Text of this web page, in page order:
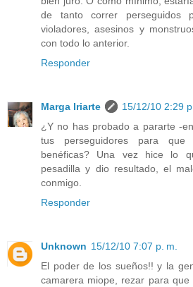
de tanto correr perseguidos
violadores, asesinos y
con todo lo anterior.
Responder
Marga Iriarte
15/12/10 2:29
¿Y no has probado a pararte -
tus perseguidores para
benéficas? Una vez hice lo
pesadilla y dio resultado, el
conmigo.
Responder
Unknown 15/12/10 7:07 p. m.
El poder de los sueños!! y la
camarera miope, rezar para